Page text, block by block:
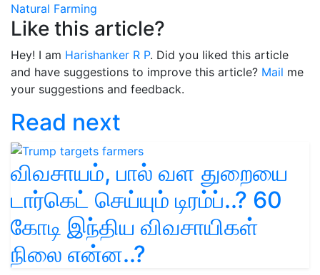
Natural Farming
Like this article?
Hey! I am Harishanker R P. Did you liked this article
and have suggestions to improve this article? Mail me
your suggestions and feedback.
Read next
விவசாயம், பால் வள துறையை
டார்கெட் செய்யும் டிரம்ப்..? 60
கோடி இந்திய விவசாயிகள்
நிலை என்ன..?